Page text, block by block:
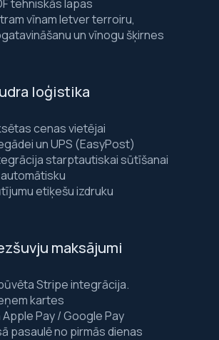
tehniskās lapas
vīnam Ietver terroiru,
un vīnogu šķirnes
loģistika
cenas vietējai
un UPS (EasyPost)
starptautiskai sūtīšanai
etiķešu izdruku
maksājumi
Stripe integrācija.
kartes
Apple Pay / Google Pay
pasaulē no pirmās dienas